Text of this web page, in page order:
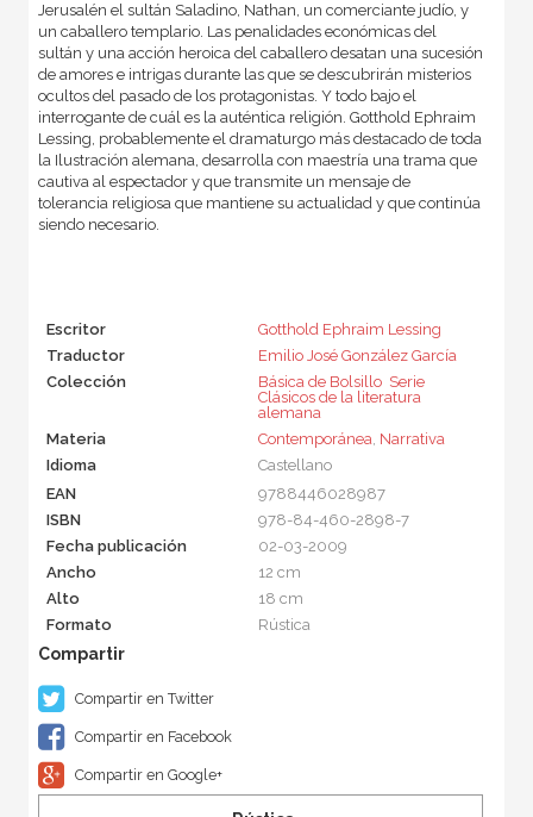
Jerusalén el sultán Saladino, Nathan, un comerciante judío, y
un caballero templario. Las penalidades económicas del
sultán y una acción heroica del caballero desatan una sucesión
de amores e intrigas durante las que se descubrirán misterios
ocultos del pasado de los protagonistas. Y todo bajo el
interrogante de cuál es la auténtica religión. Gotthold Ephraim
Lessing, probablemente el dramaturgo más destacado de toda
la Ilustración alemana, desarrolla con maestría una trama que
cautiva al espectador y que transmite un mensaje de
tolerancia religiosa que mantiene su actualidad y que continúa
siendo necesario.
Escritor
Gotthold Ephraim Lessing
Traductor
Emilio José González García
Colección
Básica de Bolsillo  Serie
Clásicos de la literatura
alemana
Materia
Contemporánea, Narrativa
Idioma
Castellano
EAN
9788446028987
ISBN
978-84-460-2898-7
Fecha publicación
02-03-2009
Ancho
12 cm
Alto
18 cm
Formato
Rústica
Compartir en Twitter
Compartir en Facebook
Compartir en Google+